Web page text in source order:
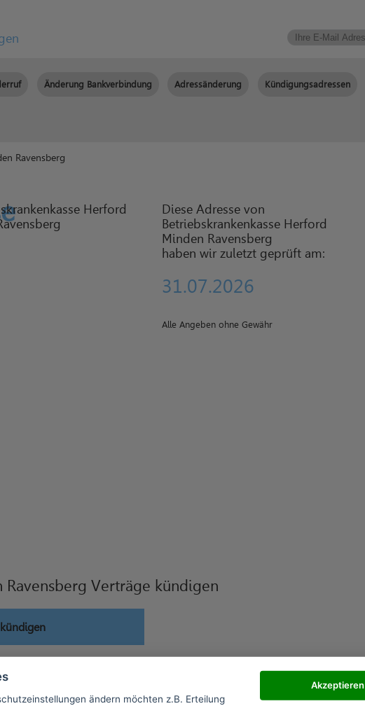
Änderung Bankverbindung Adressänderung Kündigungsadressen
Ravensberg
Diese Adresse von
Betriebskrankenkasse Herford
Minden Ravensberg
haben wir zuletzt geprüft am:
31.07.2026
Alle Angeben ohne Gewähr
Verträge kündigen
Verträge widerrufen
ändern möchten z.B. Erteilung
Akzeptieren